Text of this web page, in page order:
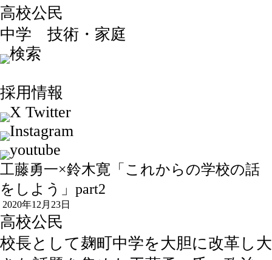
高校公民
中学 技術・家庭
採用情報
工藤勇一×鈴木寛「これからの学校の話
をしよう」part2
2020年12月23日
高校公民
校長として麹町中学を大胆に改革し大